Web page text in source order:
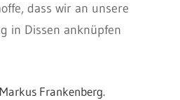
dass wir an unsere
in Dissen anknüpfen
Frankenberg.